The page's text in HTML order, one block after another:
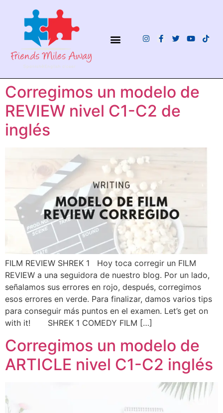
Corregimos un modelo de
REVIEW nivel C1-C2 de
inglés
FILM REVIEW SHREK 1 Hoy toca corregir un FILM
REVIEW a una seguidora de nuestro blog. Por un lado,
señalamos sus errores en rojo, después, corregimos
esos errores en verde. Para finalizar, damos varios tips
para conseguir más puntos en el examen. Let’s get on
with it! SHREK 1 COMEDY FILM […]
Corregimos un modelo de
ARTICLE nivel C1-C2 inglés